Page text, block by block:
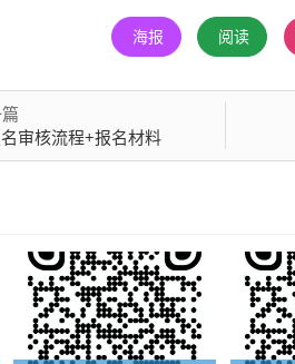
海报 阅读
篇
审核流程+报名材料